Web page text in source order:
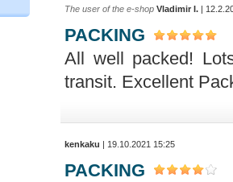
The user of the e-shop Vladimir I. |
PACKING
All well packed!
transit. Excellent
kenkaku | 19.10.2021 15:25
PACKING